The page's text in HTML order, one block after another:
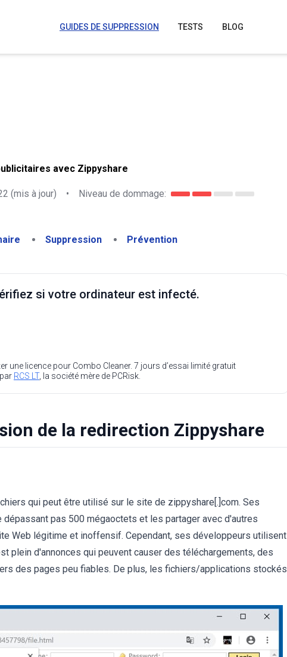
GUIDES DE SUPPRESSION TESTS BLOG
avec Zippyshare
(mis à jour) • Niveau de dommage:
Suppression Prévention
si votre ordinateur est infecté.
une licence pour Combo Cleaner. 7 jours d’essai limité gratuit
RCS LT, la société mère de PCRisk.
de la redirection Zippyshare
qui peut être utilisé sur le site de zippyshare[.]com. Ses
pas 500 mégaoctets et les partager avec d'autres
Web légitime et inoffensif. Cependant, ses développeurs utilisent
plein d'annonces qui peuvent causer des téléchargements, des
des pages peu fiables. De plus, les fichiers/applications stockés